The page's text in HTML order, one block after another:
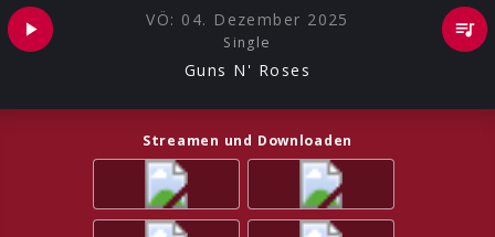
VÖ: 04. Dezember 2025
Single
Guns N' Roses
Streamen und Downloaden